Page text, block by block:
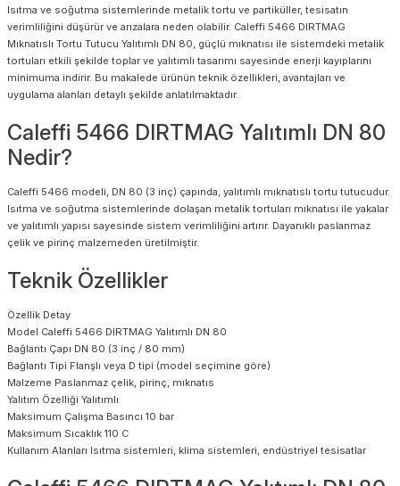
Isıtma ve soğutma sistemlerinde metalik tortu ve partiküller, tesisatın
verimliliğini düşürür ve arızalara neden olabilir. Caleffi 5466 DIRTMAG
Mıknatıslı Tortu Tutucu Yalıtımlı DN 80, güçlü mıknatısı ile sistemdeki metalik
tortuları etkili şekilde toplar ve yalıtımlı tasarımı sayesinde enerji kayıplarını
minimuma indirir. Bu makalede ürünün teknik özellikleri, avantajları ve
uygulama alanları detaylı şekilde anlatılmaktadır.
Caleffi 5466 DIRTMAG Yalıtımlı DN 80
Nedir?
Caleffi 5466 modeli, DN 80 (3 inç) çapında, yalıtımlı mıknatıslı tortu tutucudur.
Isıtma ve soğutma sistemlerinde dolaşan metalik tortuları mıknatısı ile yakalar
ve yalıtımlı yapısı sayesinde sistem verimliliğini artırır. Dayanıklı paslanmaz
çelik ve pirinç malzemeden üretilmiştir.
Teknik Özellikler
Özellik Detay
Model Caleffi 5466 DIRTMAG Yalıtımlı DN 80
Bağlantı Çapı DN 80 (3 inç / 80 mm)
Bağlantı Tipi Flanşlı veya D tipi (model seçimine göre)
Malzeme Paslanmaz çelik, pirinç, mıknatıs
Yalıtım Özelliği Yalıtımlı
Maksimum Çalışma Basıncı 10 bar
Maksimum Sıcaklık 110 C
Kullanım Alanları Isıtma sistemleri, klima sistemleri, endüstriyel tesisatlar